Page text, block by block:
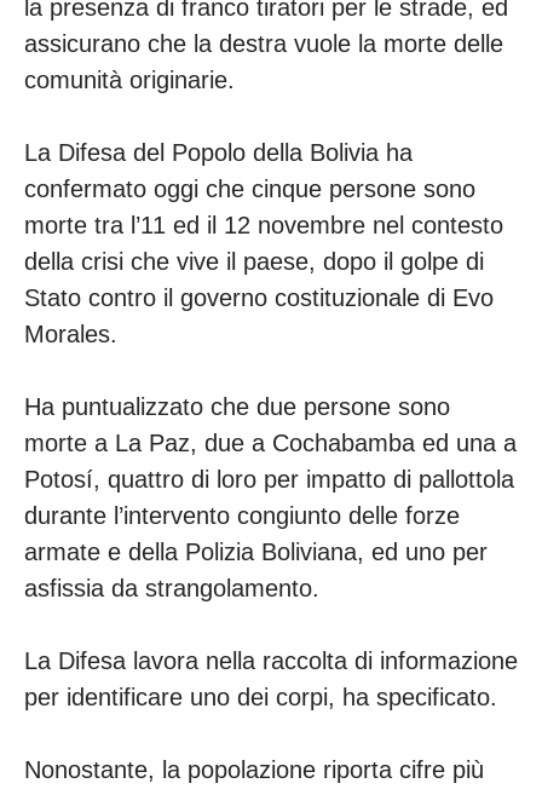
la presenza di franco tiratori per le strade, ed
assicurano che la destra vuole la morte delle
comunità originarie.
La Difesa del Popolo della Bolivia ha
confermato oggi che cinque persone sono
morte tra l’11 ed il 12 novembre nel contesto
della crisi che vive il paese, dopo il golpe di
Stato contro il governo costituzionale di Evo
Morales.
Ha puntualizzato che due persone sono
morte a La Paz, due a Cochabamba ed una a
Potosí, quattro di loro per impatto di pallottola
durante l’intervento congiunto delle forze
armate e della Polizia Boliviana, ed uno per
asfissia da strangolamento.
La Difesa lavora nella raccolta di informazione
per identificare uno dei corpi, ha specificato.
Nonostante, la popolazione riporta cifre più